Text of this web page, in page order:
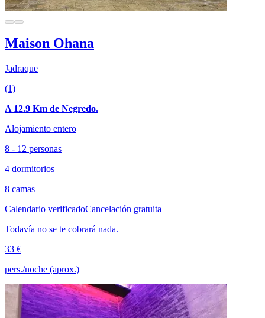
Maison Ohana
Jadraque
(1)
A 12.9 Km de Negredo.
Alojamiento entero
8 - 12 personas
4 dormitorios
8 camas
Calendario verificadoCancelación gratuita
Todavía no se te cobrará nada.
33 €
pers./noche (aprox.)